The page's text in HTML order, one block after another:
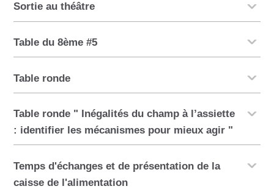
Sortie au théâtre
Table du 8ème #5
Table ronde
Table ronde " Inégalités du champ à l’assiette
: identifier les mécanismes pour mieux agir "
Temps d'échanges et de présentation de la
caisse de l'alimentation